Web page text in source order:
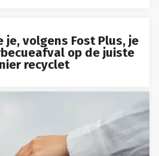
je, volgens Fost Plus, je
op de juiste
recyclet